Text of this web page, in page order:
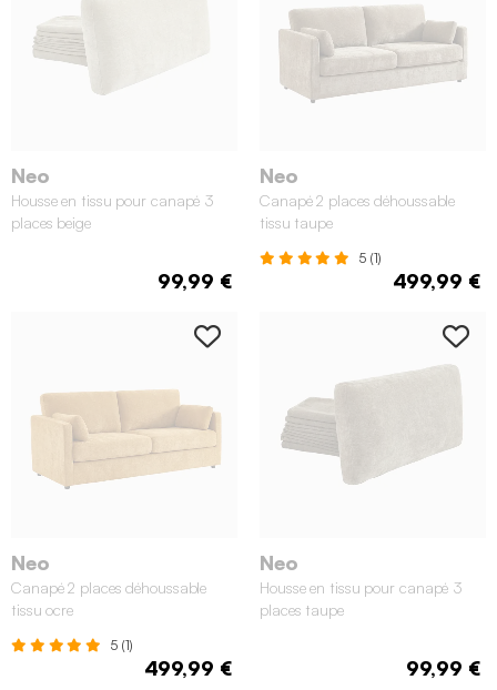
Neo
Housse en tissu pour canapé 3
places beige
99,99 €
Neo
Canapé 2 places déhoussable
tissu taupe
5 (1)
499,99 €
Neo
Canapé 2 places déhoussable
tissu ocre
5 (1)
499,99 €
Neo
Housse en tissu pour canapé 3
places taupe
99,99 €